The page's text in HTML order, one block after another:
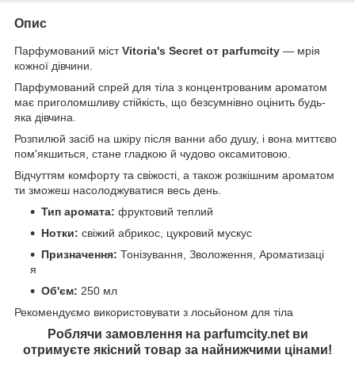
Опис
Парфумований містVitoria's Secret от parfumcity — мрія
кожної дівчини.
Парфумований спрей для тіла з концентрованим ароматом
має приголомшливу стійкість, що безсумнівно оцінить будь-
яка дівчина.
Розпилюй засіб на шкіру після ванни або душу, і вона миттєво
пом'якшиться, стане гладкою й чудово оксамитовою.
Відчуттям комфорту та свіжості, а також розкішним ароматом
ти зможеш насолоджуватися весь день.
Тип аромата: фруктовий теплий
Нотки: свіжий абрикос, цукровий мускус
Призначення: Тонізування, Зволоження, Ароматизаці
я
Об'єм: 250 мл
Рекомендуємо використовувати з лосьйоном для тіла
Роблячи замовлення на parfumcity.net ви
отримуєте якісний товар за найнижчими цінами!